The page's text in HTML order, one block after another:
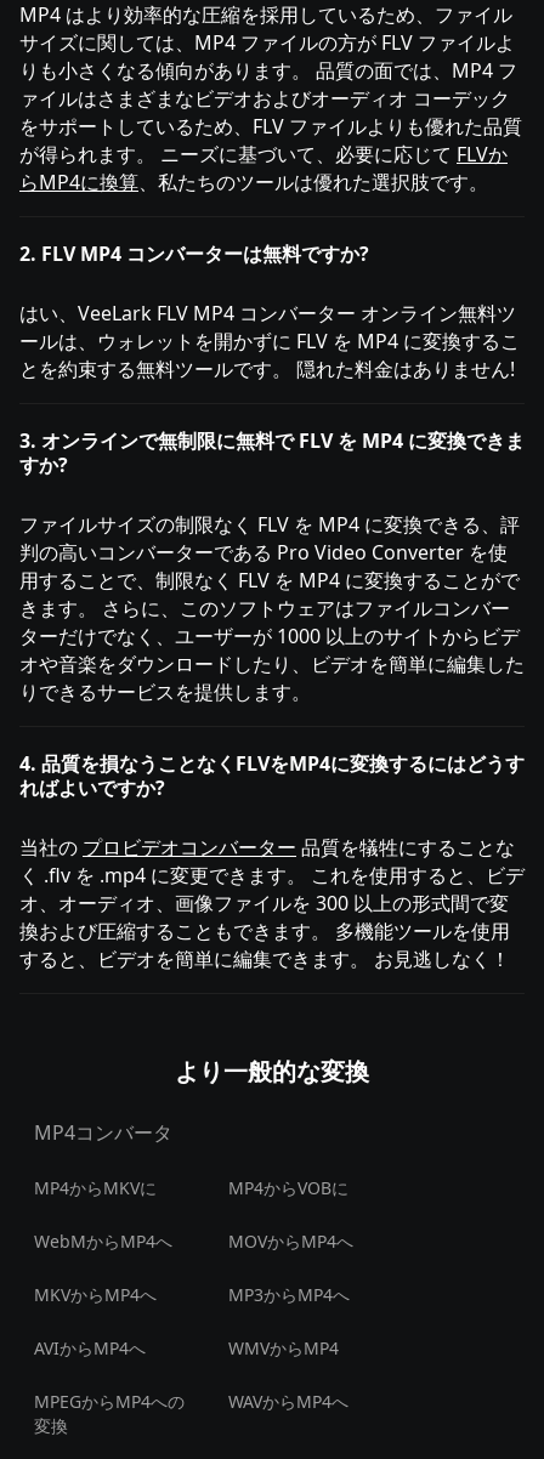
MP4 はより効率的な圧縮を採用しているため、ファイル
サイズに関しては、MP4 ファイルの方が FLV ファイルよ
りも小さくなる傾向があります。 品質の面では、MP4 フ
ァイルはさまざまなビデオおよびオーディオ コーデック
をサポートしているため、FLV ファイルよりも優れた品質
が得られます。 ニーズに基づいて、必要に応じて FLVか
らMP4に換算、私たちのツールは優れた選択肢です。
2. FLV MP4 コンバーターは無料ですか?
はい、VeeLark FLV MP4 コンバーター オンライン無料ツ
ールは、ウォレットを開かずに FLV を MP4 に変換するこ
とを約束する無料ツールです。 隠れた料金はありません!
3. オンラインで無制限に無料で FLV を MP4 に変換できま
すか?
ファイルサイズの制限なく FLV を MP4 に変換できる、評
判の高いコンバーターである Pro Video Converter を使
用することで、制限なく FLV を MP4 に変換することがで
きます。 さらに、このソフトウェアはファイルコンバー
ターだけでなく、ユーザーが 1000 以上のサイトからビデ
オや音楽をダウンロードしたり、ビデオを簡単に編集した
りできるサービスを提供します。
4. 品質を損なうことなくFLVをMP4に変換するにはどうす
ればよいですか?
当社の プロビデオコンバーター 品質を犠牲にすることな
く .flv を .mp4 に変更できます。 これを使用すると、ビデ
オ、オーディオ、画像ファイルを 300 以上の形式間で変
換および圧縮することもできます。 多機能ツールを使用
すると、ビデオを簡単に編集できます。 お見逃しなく！
より一般的な変換
MP4コンバータ
MP4からMKVに MP4からVOBに
WebMからMP4へ MOVからMP4へ
MKVからMP4へ MP3からMP4へ
AVIからMP4へ WMVからMP4
MPEGからMP4への
変換
WAVからMP4へ